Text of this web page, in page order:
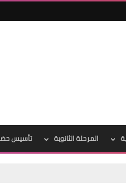
المرحلة الثانوية تأسيس